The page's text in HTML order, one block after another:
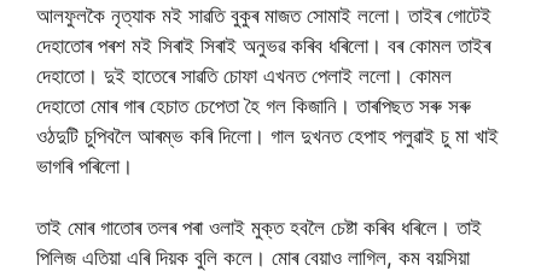
আলফুলকৈ নৃত্যাক মই সাৱতি বুকুৰ মাজত সোমাই ললো। তাইৰ গোটেই
দেহাতোৰ পৰশ মই সিৰাই সিৰাই অনুভৱ কৰিব ধৰিলো। বৰ কোমল তাইৰ
দেহাতো। দুই হাতেৰে সাৱতি চোফা এখনত পেলাই ললো। কোমল
দেহাতো মোৰ গাৰ হেচাত চেপেতা হৈ গল কিজানি। তাৰপিছত সৰু সৰু
ওঠদুটি চুপিবলৈ আৰম্ভ কৰি দিলো। গাল দুখনত হেপাহ পলুৱাই চু মা খাই
ভাগৰি পৰিলো।
তাই মোৰ গাতোৰ তলৰ পৰা ওলাই মুক্ত হবলৈ চেষ্টা কৰিব ধৰিলে। তাই
পিলিজ এতিয়া এৰি দিয়ক বুলি কলে। মোৰ বেয়াও লাগিল, কম বয়সিয়া